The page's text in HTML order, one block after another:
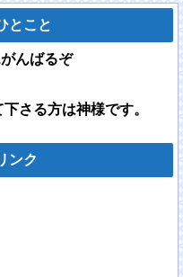
爆乳女、なぜか今もSNSで
チで『底辺』を見捨ててワロ
選手のユニフォーム、凄いこ
なります」ワイ「はい(1010
ライオン16頭のうち10頭が
は熱中症が理由じゃないかと」
ょー！藤沢市で撮影された
長に処女を奪われた女さん（
イナ避難JC、日本人にあと一
ーの試合中の落雷で選手1人
とこと
んばるぞ
さる方は神様です。
ンク